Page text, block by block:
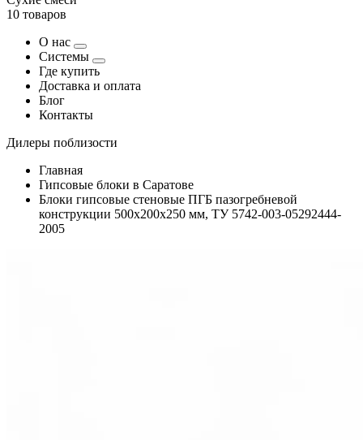
10 товаров
О нас
Системы
Где купить
Доставка и оплата
Блог
Контакты
Дилеры поблизости
Главная
Гипсовые блоки в Саратове
Блоки гипсовые стеновые ПГБ пазогребневой
конструкции 500х200х250 мм, ТУ 5742-003-05292444-
2005